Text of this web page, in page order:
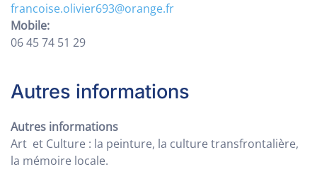
francoise.olivier693@orange.fr
Mobile:
06 45 74 51 29
Autres informations
Autres informations
Art et Culture : la peinture, la culture transfrontalière,
la mémoire locale.